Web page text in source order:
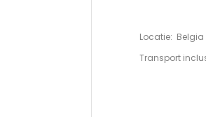
Locatie: Belgia
Transport